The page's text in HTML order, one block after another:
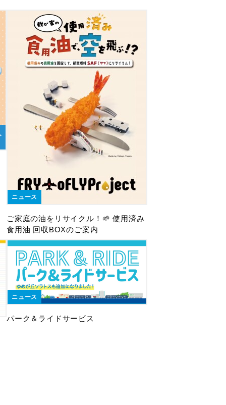
ニュース
ご家庭の油をリサイクル！🌱 使用済み
食用油 回収BOXのご案内
ニュース
パーク＆ライドサービス